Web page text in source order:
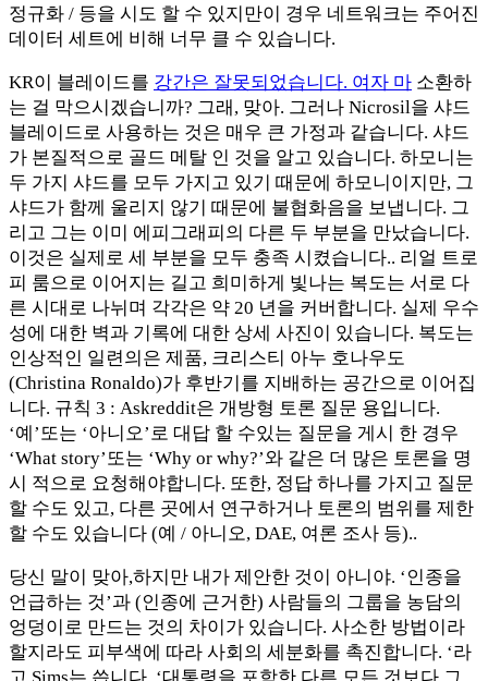
정규화 / 등을 시도 할 수 있지만이 경우 네트워크는 주어진
데이터 세트에 비해 너무 클 수 있습니다.
KR이 블레이드를 강간은 잘못되었습니다. 여자 마 소환하
는 걸 막으시겠습니까? 그래, 맞아. 그러나 Nicrosil을 샤드
블레이드로 사용하는 것은 매우 큰 가정과 같습니다. 샤드
가 본질적으로 골드 메탈 인 것을 알고 있습니다. 하모니는
두 가지 샤드를 모두 가지고 있기 때문에 하모니이지만, 그
샤드가 함께 울리지 않기 때문에 불협화음을 보냅니다. 그
리고 그는 이미 에피그래피의 다른 두 부분을 만났습니다.
이것은 실제로 세 부분을 모두 충족 시켰습니다.. 리얼 트로
피 룸으로 이어지는 길고 희미하게 빛나는 복도는 서로 다
른 시대로 나뉘며 각각은 약 20 년을 커버합니다. 실제 우수
성에 대한 벽과 기록에 대한 상세 사진이 있습니다. 복도는
인상적인 일련의은 제품, 크리스티 아누 호나우도
(Christina Ronaldo)가 후반기를 지배하는 공간으로 이어집
니다. 규칙 3 : Askreddit은 개방형 토론 질문 용입니다.
‘예’또는 ‘아니오’로 대답 할 수있는 질문을 게시 한 경우
‘What story’또는 ‘Why or why?’와 같은 더 많은 토론을 명
시 적으로 요청해야합니다. 또한, 정답 하나를 가지고 질문
할 수도 있고, 다른 곳에서 연구하거나 토론의 범위를 제한
할 수도 있습니다 (예 / 아니오, DAE, 여론 조사 등)..
당신 말이 맞아,하지만 내가 제안한 것이 아니야. ‘인종을
언급하는 것’과 (인종에 근거한) 사람들의 그룹을 농담의
엉덩이로 만드는 것의 차이가 있습니다. 사소한 방법이라
할지라도 피부색에 따라 사회의 세분화를 촉진합니다. ‘라